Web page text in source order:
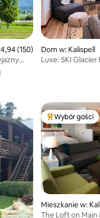
ocena: 4,94 na 5,
4,94 (150)
Dom w: Kalispell
Luxe: SKI
gości Wybór gości
Mieszkanie w:
The Loft on Main